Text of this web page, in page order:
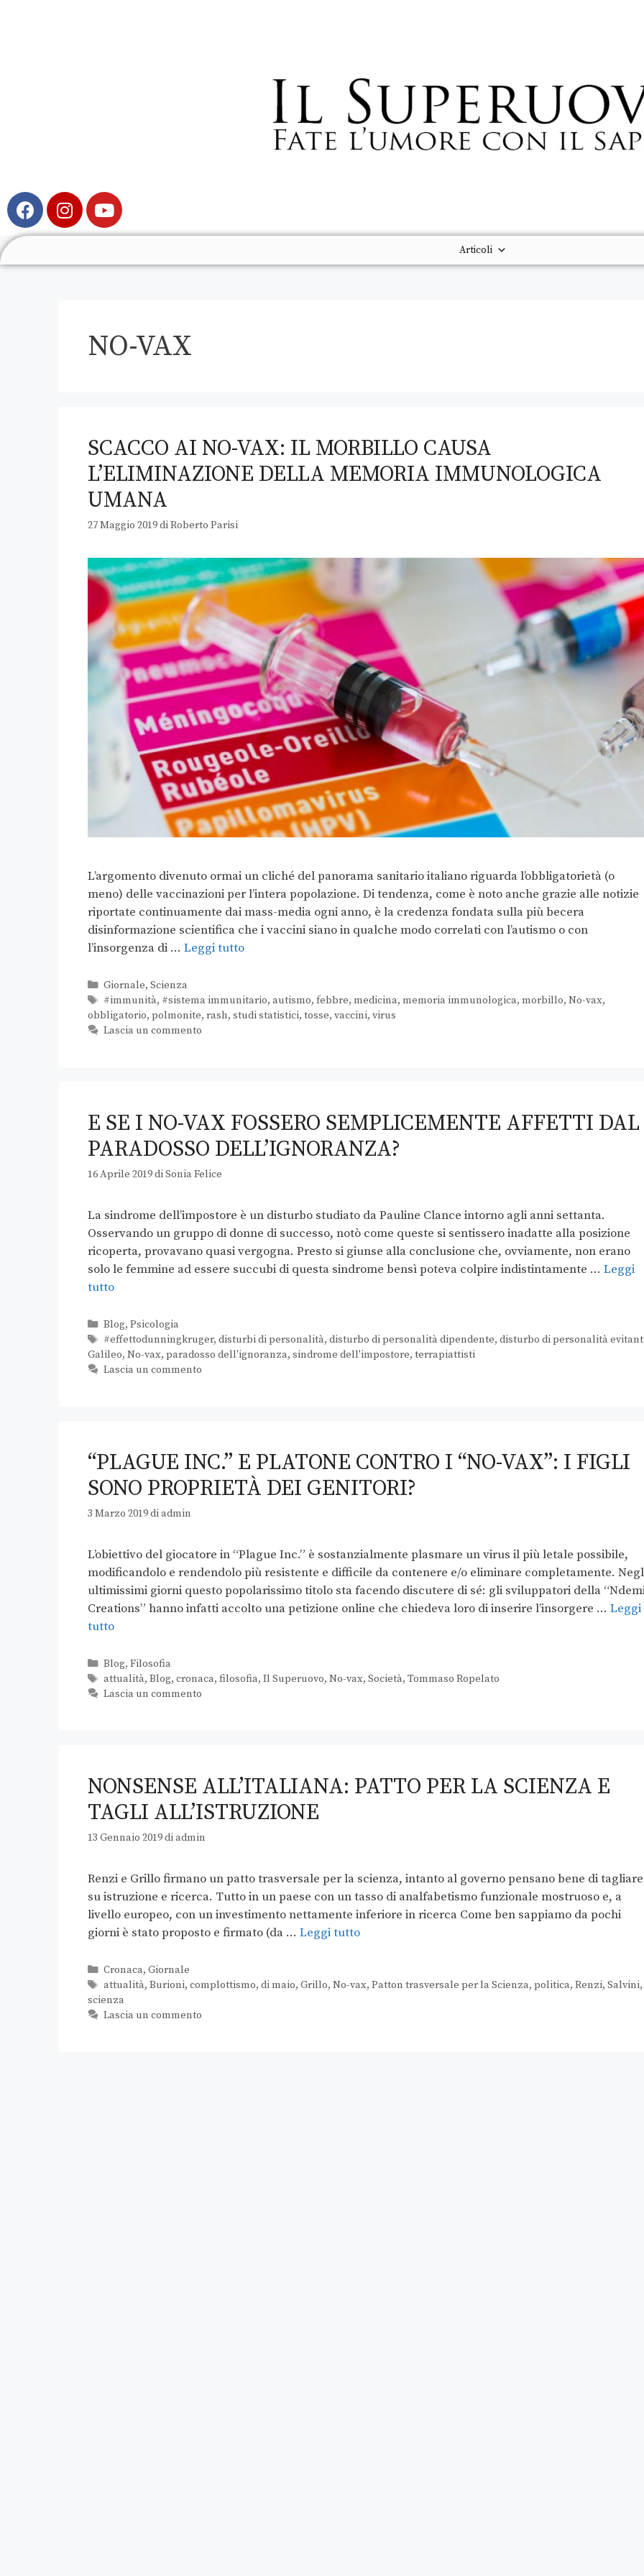
Articoli
NO-VAX
SCACCO AI NO-VAX: IL MORBILLO CAUSA
L’ELIMINAZIONE DELLA MEMORIA IMMUNOLOGICA
UMANA
27 Maggio 2019diRoberto Parisi
L’argomento divenuto ormai un cliché del panorama sanitario italiano riguarda l’obbligatorietà (o
meno) delle vaccinazioni per l’intera popolazione. Di tendenza, come è noto anche grazie alle notizie
riportate continuamente dai mass-media ogni anno, è la credenza fondata sulla più becera
disinformazione scientifica che i vaccini siano in qualche modo correlati con l’autismo o con
l’insorgenza di … Leggi tutto
Giornale, Scienza
#immunità, #sistema immunitario, autismo, febbre, medicina, memoria immunologica, morbillo, No-vax,
obbligatorio, polmonite, rash, studi statistici, tosse, vaccini, virus
Lascia un commento
E SE I NO-VAX FOSSERO SEMPLICEMENTE AFFETTI DAL
PARADOSSO DELL’IGNORANZA?
16 Aprile 2019diSonia Felice
La sindrome dell’impostore è un disturbo studiato da Pauline Clance intorno agli anni settanta.
Osservando un gruppo di donne di successo, notò come queste si sentissero inadatte alla posizione
ricoperta, provavano quasi vergogna. Presto si giunse alla conclusione che, ovviamente, non erano
solo le femmine ad essere succubi di questa sindrome bensì poteva colpire indistintamente … Leggi
tutto
Blog, Psicologia
#effettodunningkruger, disturbi di personalità, disturbo di personalità dipendente, disturbo di personalità
Galileo, No-vax, paradosso dell'ignoranza, sindrome dell'impostore, terrapiattisti
Lascia un commento
“PLAGUE INC.” E PLATONE CONTRO I “NO-VAX”: I FIGLI
SONO PROPRIETÀ DEI GENITORI?
3 Marzo 2019diadmin
L’obiettivo del giocatore in “Plague Inc.” è sostanzialmente plasmare un virus il più letale possibile,
modificandolo e rendendolo più resistente e difficile da contenere e/o eliminare completamente.
ultimissimi giorni questo popolarissimo titolo sta facendo discutere di sé: gli sviluppatori della
Creations” hanno infatti accolto una petizione online che chiedeva loro di inserire l’insorgere … Leggi
tutto
Blog, Filosofia
attualità, Blog, cronaca, filosofia, Il Superuovo, No-vax, Società, Tommaso Ropelato
Lascia un commento
NONSENSE ALL’ITALIANA: PATTO PER LA SCIENZA E
TAGLI ALL’ISTRUZIONE
13 Gennaio 2019diadmin
Renzi e Grillo firmano un patto trasversale per la scienza, intanto al governo pensano bene di tagliare
su istruzione e ricerca. Tutto in un paese con un tasso di analfabetismo funzionale mostruoso e, a
livello europeo, con un investimento nettamente inferiore in ricerca Come ben sappiamo da pochi
giorni è stato proposto e firmato (da … Leggi tutto
Cronaca, Giornale
attualità, Burioni, complottismo, di maio, Grillo, No-vax, Patton trasversale per la Scienza, politica, Renzi, Salvini,
scienza
Lascia un commento